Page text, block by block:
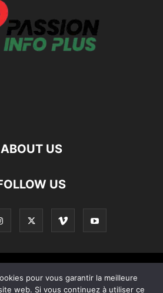
ABOUT US
US
pour vous garantir la meilleure
web. Si vous continuez à utiliser ce